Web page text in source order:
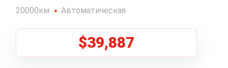
20000км Автоматическая
$39,887